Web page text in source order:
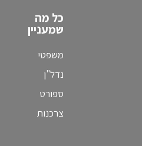
כל מה
שמעניין
משפטי
נדל"ן
ספורט
צרכנות